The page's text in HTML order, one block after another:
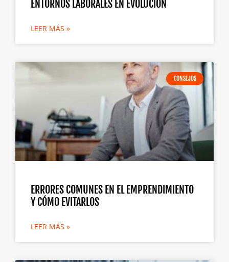
ENTORNOS LABORALES EN EVOLUCIÓN
LEER MÁS »
CONSEJOS
ERRORES COMUNES EN EL EMPRENDIMIENTO
Y CÓMO EVITARLOS
LEER MÁS »